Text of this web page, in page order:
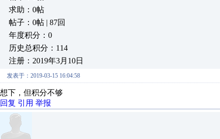
求助：0帖
帖子：0帖 | 87回
年度积分：0
历史总积分：114
注册：2019年3月10日
发表于：2019-03-15 16:04:58
想下，但积分不够
回复 引用 举报